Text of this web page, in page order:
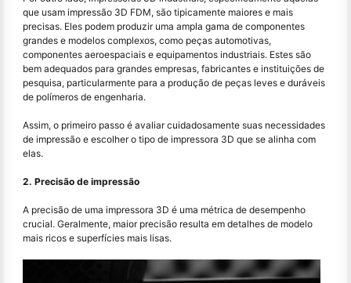
que usam impressão 3D FDM, são tipicamente maiores e mais
precisas. Eles podem produzir uma ampla gama de componentes
grandes e modelos complexos, como peças automotivas,
componentes aeroespaciais e equipamentos industriais. Estes são
bem adequados para grandes empresas, fabricantes e instituições de
pesquisa, particularmente para a produção de peças leves e duráveis
de polímeros de engenharia.
Assim, o primeiro passo é avaliar cuidadosamente suas necessidades
de impressão e escolher o tipo de impressora 3D que se alinha com
elas.
2. Precisão de impressão
A precisão de uma impressora 3D é uma métrica de desempenho
crucial. Geralmente, maior precisão resulta em detalhes de modelo
mais ricos e superfícies mais lisas.